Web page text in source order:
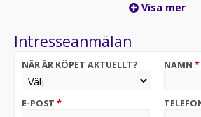
automatlåda, stark V6-motor och
Kort om bilen:
* Ny Servad
• Sommar däck på LM-fälgar
Visa mer
Intresseanmälan
NÄR ÄR KÖPET AKTUELLT? NAMN *
E-POST *